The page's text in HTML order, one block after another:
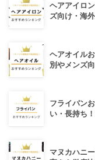
ヘアアイロ
ズ向け・海
ヘアオイル
別やメンズ向
フライパン
い・長持ち
マヌカハニ